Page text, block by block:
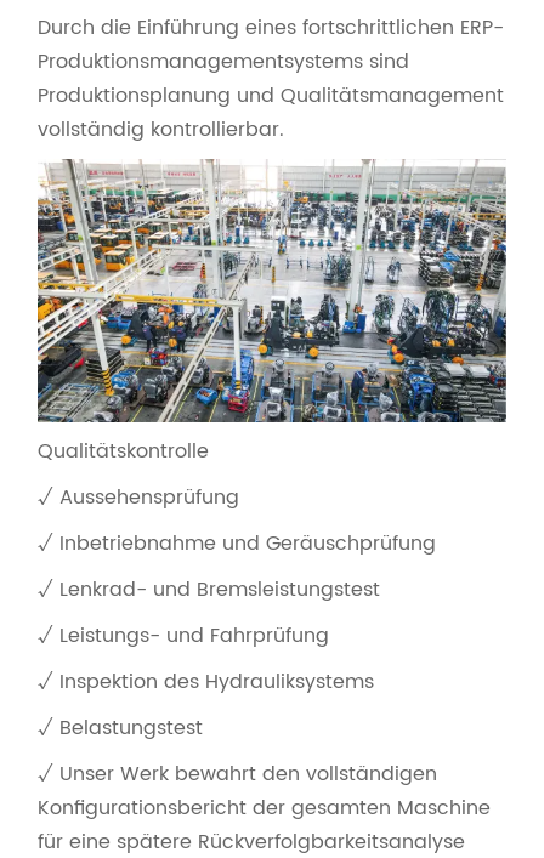
Durch die Einführung eines fortschrittlichen ERP-
Produktionsmanagementsystems sind
Produktionsplanung und Qualitätsmanagement
vollständig kontrollierbar.
Qualitätskontrolle
√ Aussehensprüfung
√ Inbetriebnahme und Geräuschprüfung
√ Lenkrad- und Bremsleistungstest
√ Leistungs- und Fahrprüfung
√ Inspektion des Hydrauliksystems
√ Belastungstest
√ Unser Werk bewahrt den vollständigen
Konfigurationsbericht der gesamten Maschine
für eine spätere Rückverfolgbarkeitsanalyse